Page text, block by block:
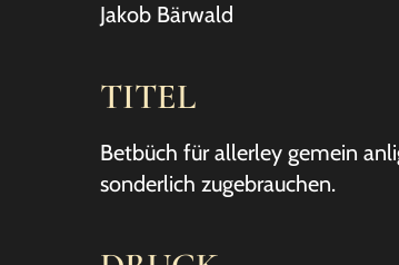
Jakob Bärwald
TITEL
Betbüch für allerley gemein
sonderlich zugebrauchen.